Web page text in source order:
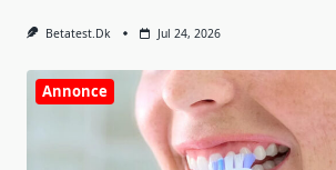
Betatest.dk Jul 24, 2026
Annonce